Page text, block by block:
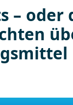
– oder